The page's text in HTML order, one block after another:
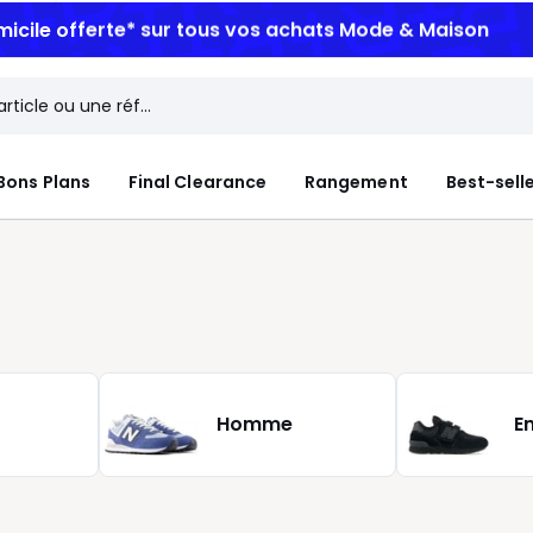
offerte* sur tous vos achats Mode & Maison
Plans Final Clearance Rangement Best-
Homme